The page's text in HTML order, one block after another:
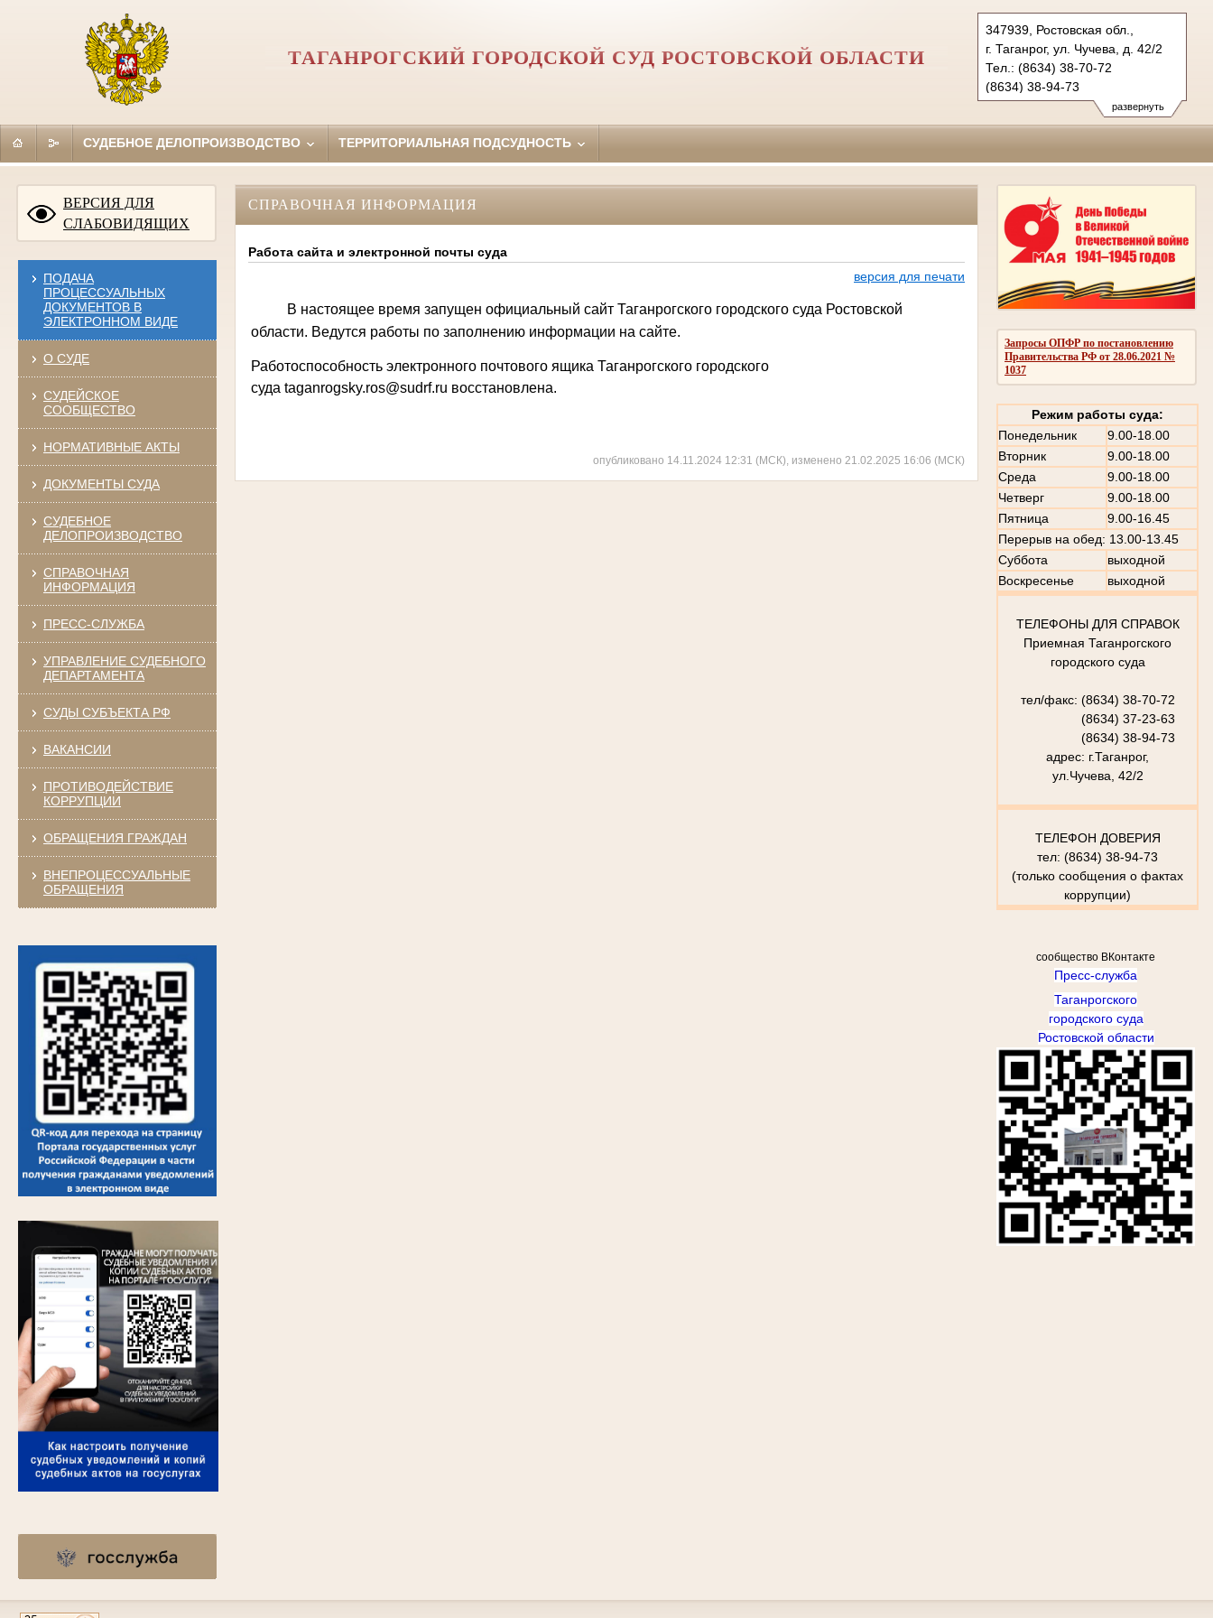
развернуть
347939, Ростовская обл.,
г. Таганрог, ул. Чучева, д. 42/2
Тел.: (8634) 38-70-72
(8634) 38-94-73
taganrogsky.ros@sudrf.ru
ТАГАНРОГСКИЙ ГОРОДСКОЙ СУД РОСТОВСКОЙ ОБЛАСТИ
СУДЕБНОЕ ДЕЛОПРОИЗВОДСТВО ТЕРРИТОРИАЛЬНАЯ ПОДСУДНОСТЬ
ВЕРСИЯ ДЛЯ
СЛАБОВИДЯЩИХ
ПОДАЧА
ПРОЦЕССУАЛЬНЫХ
ДОКУМЕНТОВ В
ЭЛЕКТРОННОМ ВИДЕ
О СУДЕ
СУДЕЙСКОЕ
СООБЩЕСТВО
НОРМАТИВНЫЕ АКТЫ
ДОКУМЕНТЫ СУДА
СУДЕБНОЕ
ДЕЛОПРОИЗВОДСТВО
СПРАВОЧНАЯ
ИНФОРМАЦИЯ
ПРЕСС-СЛУЖБА
УПРАВЛЕНИЕ СУДЕБНОГО
ДЕПАРТАМЕНТА
СУДЫ СУБЪЕКТА РФ
ВАКАНСИИ
ПРОТИВОДЕЙСТВИЕ
КОРРУПЦИИ
ОБРАЩЕНИЯ ГРАЖДАН
ВНЕПРОЦЕССУАЛЬНЫЕ
ОБРАЩЕНИЯ
Запросы ОПФР по постановлению
Правительства РФ от 28.06.2021 №
1037
Режим работы суда:
Понедельник
9.00-18.00
Вторник
9.00-18.00
Среда
9.00-18.00
Четверг
9.00-18.00
Пятница
9.00-16.45
Перерыв на обед: 13.00-13.45
Суббота
выходной
Воскресенье
выходной
ТЕЛЕФОНЫ ДЛЯ СПРАВОК
Приемная Таганрогского
городского суда
тел/факс: (8634) 38-70-72
(8634) 37-23-63
(8634) 38-94-73
адрес: г.Таганрог,
ул.Чучева, 42/2
ТЕЛЕФОН ДОВЕРИЯ
тел: (8634) 38-94-73
(только сообщения о фактах
коррупции)
сообщество ВКонтакте
Пресс-служба
Таганрогского
городского суда
Ростовской области
СПРАВОЧНАЯ ИНФОРМАЦИЯ
Работа сайта и электронной почты суда
версия для печати
В настоящее время запущен официальный сайт Таганрогского городского суда Ростовской
области. Ведутся работы по заполнению информации на сайте.
Работоспособность электронного почтового ящика Таганрогского городского
судаtaganrogsky.ros@sudrf.ru восстановлена.
опубликовано 14.11.2024 12:31 (МСК), изменено 21.02.2025 16:06 (МСК)